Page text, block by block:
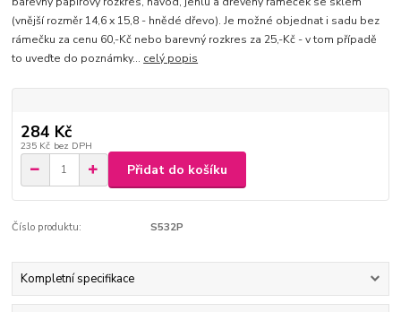
(vnější rozměr 14,6 x 15,8 - hnědé dřevo). Je možné objednat i sadu bez
rámečku za cenu 60,-Kč nebo barevný rozkres za 25,-Kč - v tom případě
to uveďte do poznámky... celý popis
284 Kč
235 Kč bez DPH
Přidat do košíku
Číslo produktu: S532P
Kompletní specifikace